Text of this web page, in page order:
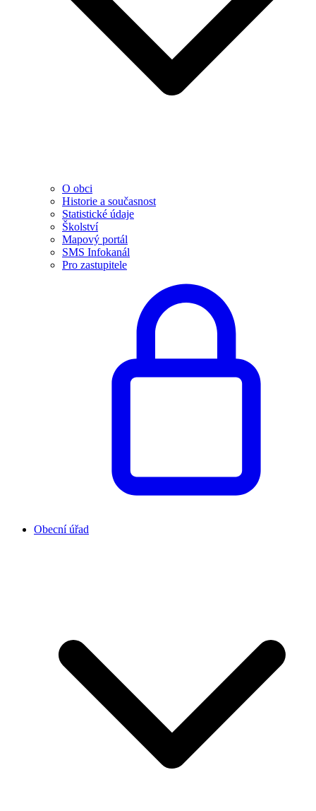
O obci
Historie a současnost
Statistické údaje
Školství
Mapový portál
SMS Infokanál
Pro zastupitele
Obecní úřad